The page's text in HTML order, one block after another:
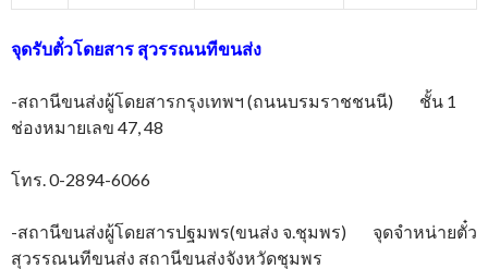
จุดรับตั๋วโดยสาร สุวรรณนทีขนส่ง
-สถานีขนส่งผู้โดยสารกรุงเทพฯ (ถนนบรมราชชนนี) ชั้น 1
ช่องหมายเลข 47, 48
โทร. 0-2894-6066
-สถานีขนส่งผู้โดยสารปฐมพร(ขนส่ง จ.ชุมพร) จุดจำหน่ายตั๋ว
สุวรรณนทีขนส่ง สถานีขนส่งจังหวัดชุมพร